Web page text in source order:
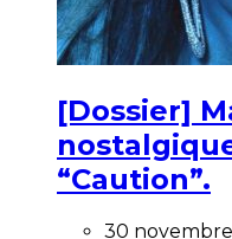
[Dossier]
“Caution”.
30